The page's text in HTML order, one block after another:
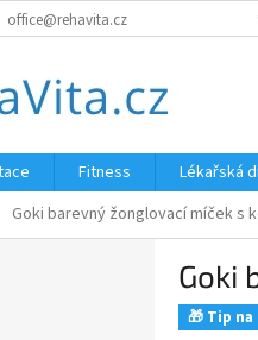
office@rehavita.cz
Fitness Lékařská
Goki barevný žonglovací míček s
Goki
🎁 Tip na